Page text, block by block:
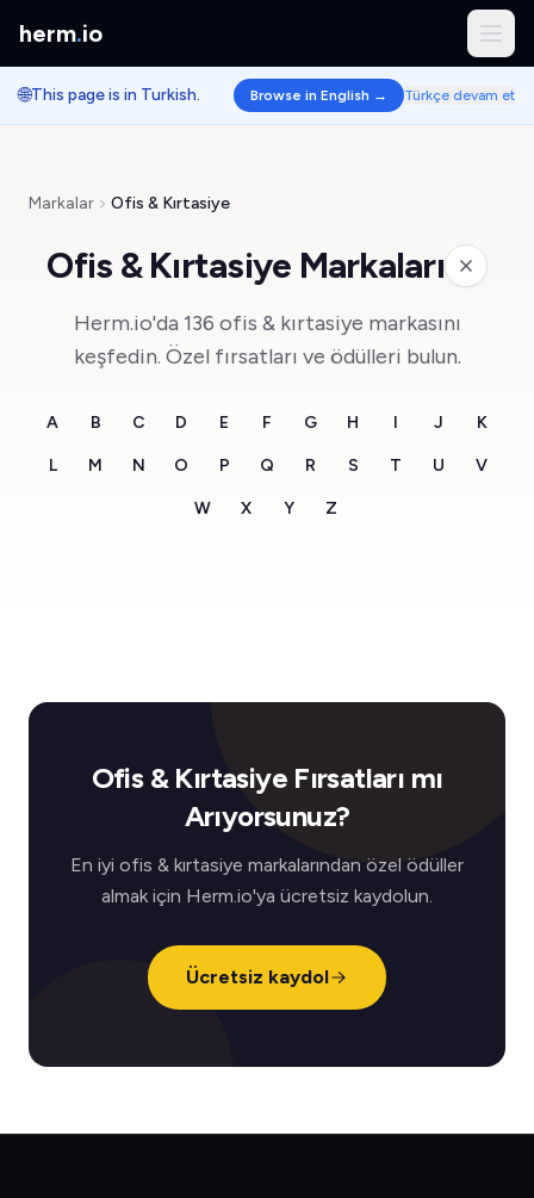
herm.io
🌐This page is in Turkish. Browse in English → Türkçe devam et
Markalar Ofis & Kırtasiye
Ofis & Kırtasiye Markaları
Herm.io'da 136 ofis & kırtasiye markasını
keşfedin. Özel fırsatları ve ödülleri bulun.
A B C D E F G H I J K
L M N O P Q R S T U V
W X Y Z
Ofis & Kırtasiye Fırsatları mı
Arıyorsunuz?
En iyi ofis & kırtasiye markalarından özel ödüller
almak için Herm.io'ya ücretsiz kaydolun.
Ücretsiz kaydol